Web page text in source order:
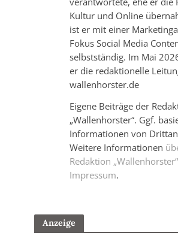
Kultur und Online
ist er mit einer
Fokus Social Media
selbstständig. Im Mai
er die redaktionelle
wallenhorster.de
Eigene Beiträge der
„Wallenhorster“. Ggf.
Informationen von
Weitere Informationen
Redaktion
Impressum.
Anzeige